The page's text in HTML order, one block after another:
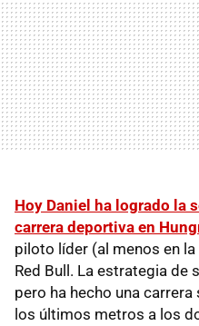
Hoy Daniel ha logrado la
carrera deportiva en
piloto líder (al menos en
Red Bull. La estrategia de
pero ha hecho una
los últimos metros a los